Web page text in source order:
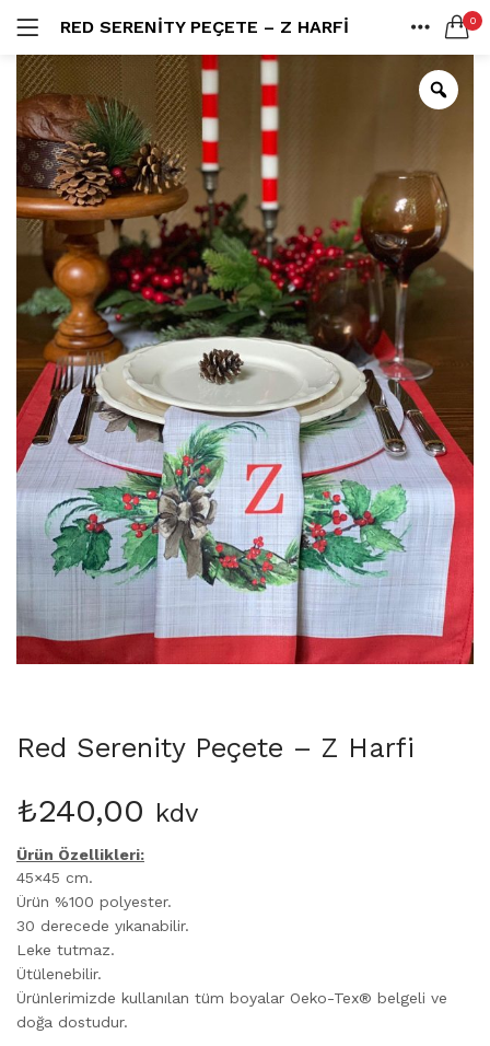
RED SERENITY PEÇETE – Z HARFI 0
LOGIN
Remember me
Lost password?
SEARCH IN:
All categories
Amerikan S. (3)
Color Block (3)
Countrylife Blue (6)
Countrylife Burgundy (3)
Countrylife Green (1)
Countrylife Orange (2)
Ekose & Pötikare (2)
EL YAPIMI ÜRÜNLER (6)
Mutfak Önlükleri (2)
Kurulama Bezi (4)
Limoncello Azzurri (2)
Limoncello Rosso (3)
Martinmas Collection (3)
MASA ÖRTÜSÜ (4)
Mimas Collection (4)
Morris Collection (1)
Passion Flower (2)
Supla (8)
Red Serenity Peçete – Z Harfi
₺240,00 kdv
Ürün Özellikleri:
45×45 cm.
Ürün %100 polyester.
30 derecede yıkanabilir.
Leke tutmaz.
Ütülenebilir.
Ürünlerimizde kullanılan tüm boyalar Oeko-Tex® belgeli ve
doğa dostudur.